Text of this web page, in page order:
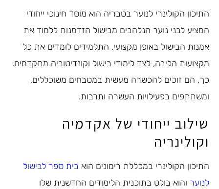
התיכון הקולינרי לנוער בטבריה הוא מוסד חינוכי ייחודי
המציע לבני נוער הנלהבים מבישול הזדמנות ללמוד את
אמנות הבישול באופן מקצועי. התלמידים לומדים את כל
מקצועות הליבה, לצד לימודי בישול וקונדיטוריה מתקדמים.
כך, הם זוכים להכשרה מעשית במטבחים משוכללים,
ומשתתפים בפעילויות העשרה ותרבות.
שילוב ייחודי של אקדמיה
וקולינריה
התיכון הקולינרי במכללת רימונים הוא בית ספר לבישול
לנוער והוא בולט בתוכנית הלימודים החדשנית שלו